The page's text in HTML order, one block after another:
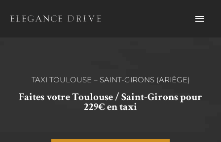
TAXI TOULOUSE – SAINT-GIRONS (ARIÈGE)
Faites votre Toulouse / Saint-Girons pour
229€ en taxi